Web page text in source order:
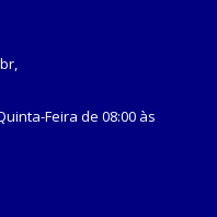
Feira de 08:00 às